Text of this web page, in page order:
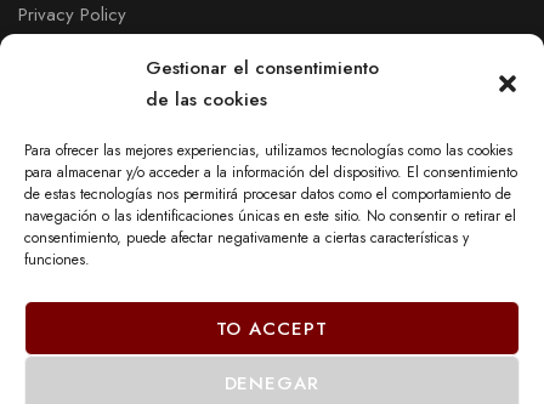
Gestionar el consentimiento
de las cookies
Para ofrecer las mejores experiencias, utilizamos tecnologías como las cookies
para almacenar y/o acceder a la información del dispositivo. El consentimiento
de estas tecnologías nos permitirá procesar datos como el comportamiento de
navegación o las identificaciones únicas en este sitio. No consentir o retirar el
consentimiento, puede afectar negativamente a ciertas características y
funciones.
TO ACCEPT
DENEGAR
Privacy Policy